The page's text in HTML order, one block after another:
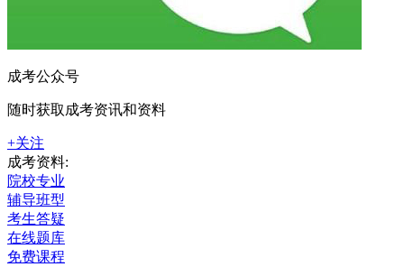
成考公众号
随时获取成考资讯和资料
+关注
成考资料:
院校专业
辅导班型
考生答疑
在线题库
免费课程